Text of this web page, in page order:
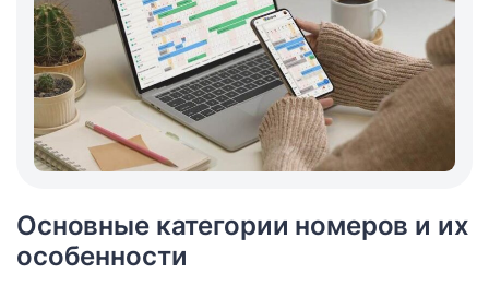
Основные категории номеров и их
особенности